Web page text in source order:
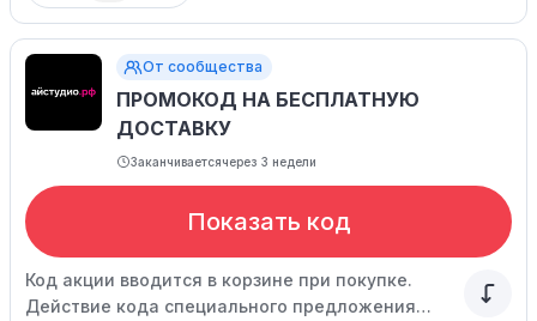
От сообщества
ПРОМОКОД НА БЕСПЛАТНУЮ
ДОСТАВКУ
Заканчиваетсячерез 3 недели
Показать код
Код акции вводится в корзине при покупке.
Действие кода специального предложения